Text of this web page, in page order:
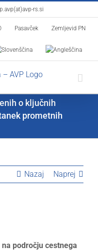
rs.si
Pasavček Zemljevid PN
o ključnih
prometnih
Nazaj Naprej
področju cestnega